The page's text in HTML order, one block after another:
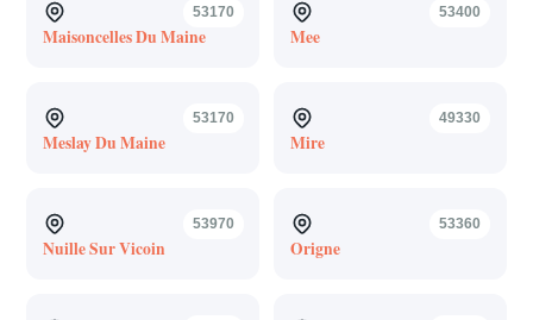
53170
Maisoncelles Du Maine
53400
Mee
53170
Meslay Du Maine
49330
Mire
53970
Nuille Sur Vicoin
53360
Origne